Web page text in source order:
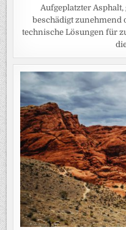
Aufgeplatzter
beschädigt zunehmend
technische Lösungen für